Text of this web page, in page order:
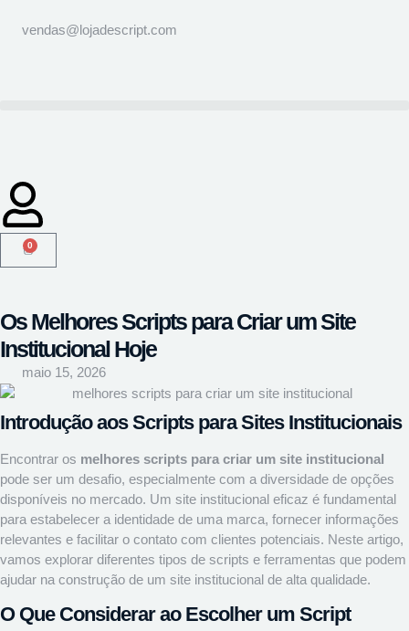
vendas@lojadescript.com
0
Os Melhores Scripts para Criar um Site
Institucional Hoje
maio 15, 2026
Introdução aos Scripts para Sites Institucionais
Encontrar os melhores scripts para criar um site institucional
pode ser um desafio, especialmente com a diversidade de opções
disponíveis no mercado. Um site institucional eficaz é fundamental
para estabelecer a identidade de uma marca, fornecer informações
relevantes e facilitar o contato com clientes potenciais. Neste artigo,
vamos explorar diferentes tipos de scripts e ferramentas que podem
ajudar na construção de um site institucional de alta qualidade.
O Que Considerar ao Escolher um Script